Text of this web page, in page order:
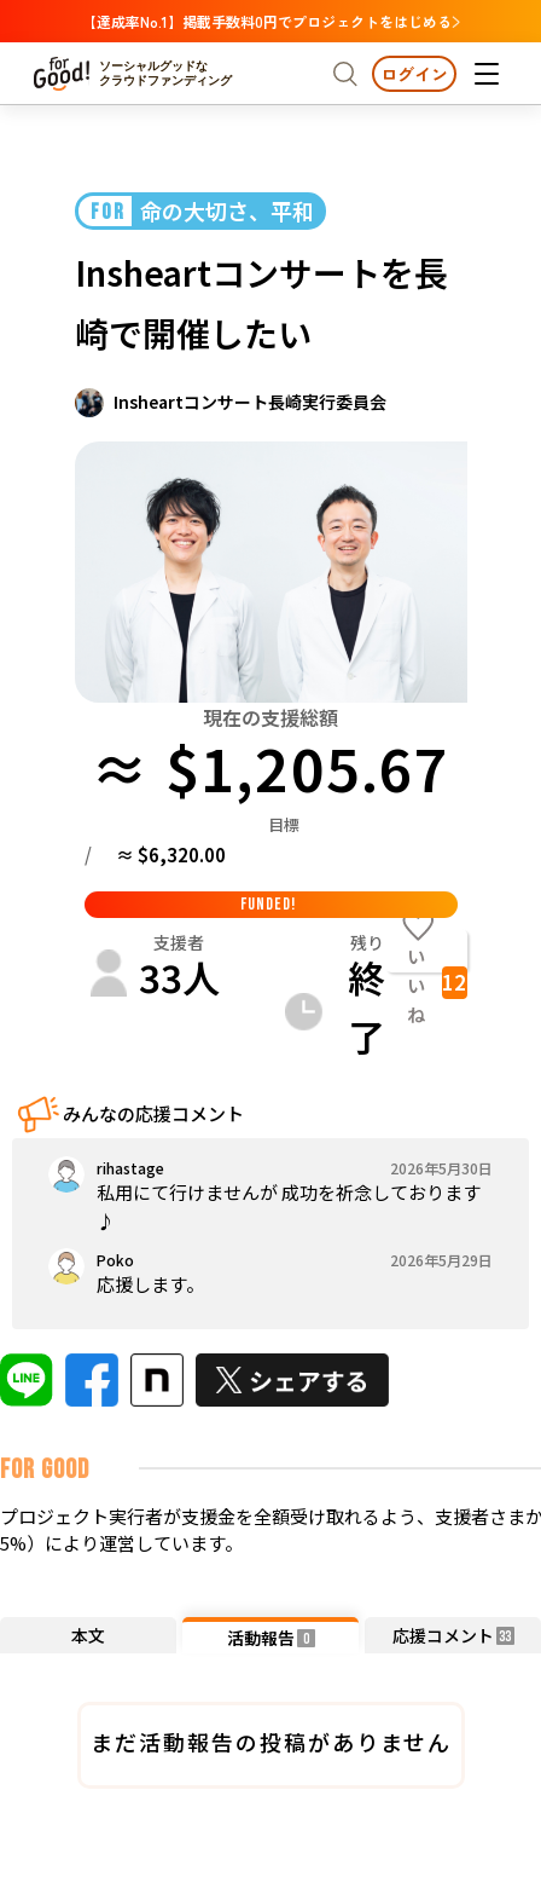
【達成率No.1】掲載手数料0円でプロジェクトをはじめる
ソーシャルグッドな
クラウドファンディング
プロジェクトからさがす
カテゴリーからさがす 国際協力
医療・福祉
関東
近畿
中国
四国
九州・沖縄
注目 新着
支援金額が多い
支援人数が多い
終了日が近い
カテゴリーからさがす
国際協力 医療・福祉
子ども・教育
環境・エシカル
人権・マイノリティ
社会貢献
青森 岩手 秋田
栃木 群馬 千葉
富山 山梨
京都 大阪 兵庫
岡山 広島 山口
香川 愛媛
九州・沖縄
佐賀 長崎 熊本 大分 宮崎
ログイン
FOR 命の大切さ、平和
Insheartコンサートを長
崎で開催したい
Insheartコンサート長崎実行委員会
現在の支援総額
≈ $1,205.67
目標
/ ≈ $6,320.00
FUNDED!
支援者
33人
残り
終
了
い
い
ね
12
みんなの応援コメント
rihastage 2026年5月30日
私用にて行けませんが 成功を祈念しております
♪
Poko 2026年5月29日
応援します。
FOR GOOD
プロジェクト実行者が支援金を全額受け取れるよう、支援者さま
5%）により運営しています。
本文 活動報告 0 応援コメント 33
まだ活動報告の投稿がありません